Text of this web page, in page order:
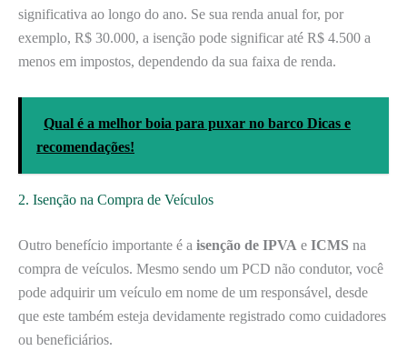
significativa ao longo do ano. Se sua renda anual for, por
exemplo, R$ 30.000, a isenção pode significar até R$ 4.500 a
menos em impostos, dependendo da sua faixa de renda.
Qual é a melhor boia para puxar no barco Dicas e
recomendações!
2. Isenção na Compra de Veículos
Outro benefício importante é a isenção de IPVA e ICMS na
compra de veículos. Mesmo sendo um PCD não condutor, você
pode adquirir um veículo em nome de um responsável, desde
que este também esteja devidamente registrado como cuidadores
ou beneficiários.